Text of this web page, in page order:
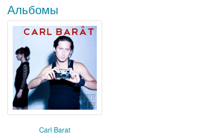
Альбомы
Carl Barat